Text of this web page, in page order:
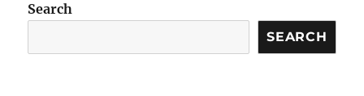
Search
SEARCH